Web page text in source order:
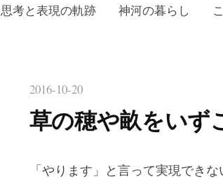
思考と表現の軌跡 神河の暮らし
2016-10-20
草の穂や畝をいず
「やります」と言って実現できな